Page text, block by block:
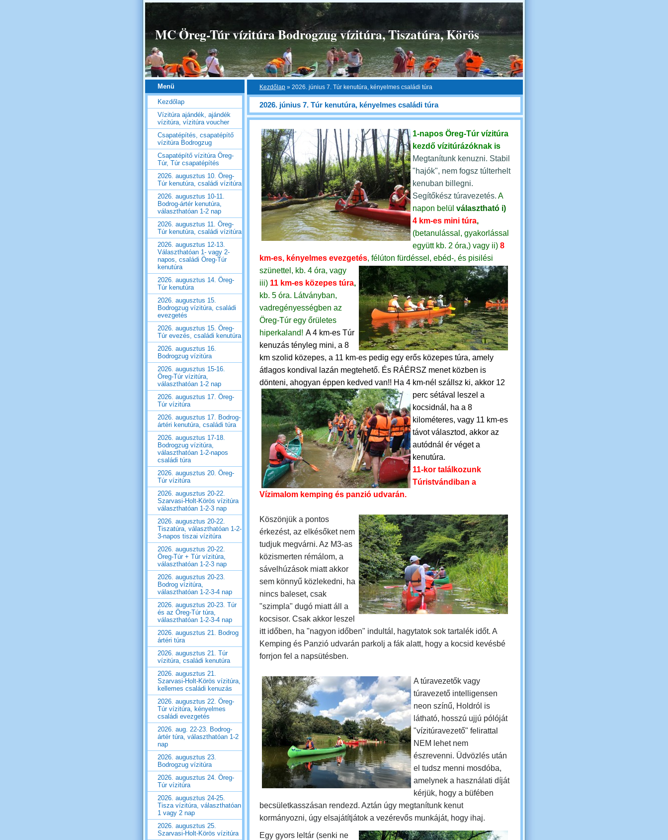
MC Öreg-Túr vízitúra Bodrogzug vízitúra, Tiszatúra, Körös
Kezdőlap » 2026. június 7. Túr kenutúra, kényelmes családi túra
2026. június 7. Túr kenutúra, kényelmes családi túra
1-napos Öreg-Túr vízitúra
kezdő vízitúrázóknak is
Megtanítunk kenuzni. Stabil
"hajók", nem fogsz túlterhelt
kenuban billegni.
Segítőkész túravezetés. A
napon belül választható i)
4 km-es mini túra,
(betanulással, gyakorlással
együtt kb. 2 óra,) vagy ii) 8
km-es, kényelmes evezgetés, félúton fürdéssel, ebéd-, és pisilési
szünettel, kb. 4 óra, vagy
iii) 11 km-es közepes túra,
kb. 5 óra. Látványban,
vadregényességben az
Öreg-Túr egy őrületes
hiperkaland! A 4 km-es Túr
kenuzás tényleg mini, a 8
km szolid közepes, a 11 km-es pedig egy erős közepes túra, amely
átlagos kondival lazán megtehető. És RÁÉRSZ menet közben is
dönteni, ahogyan éppen kedved van!! Ha 4 km-nél szállsz ki, akkor 12
perc sétával leszel a
kocsidnál, ha a 8
kilométeres, vagy 11 km-es
távot választod, akkor az
autódnál ér véget a
kenutúra.
11-kor találkozunk
Túristvándiban a
Vízimalom kemping és panzió udvarán.
Köszönjük a pontos
érkezést, az elkésőket nem
tudjuk megvárni. Az M3-as
közismerten rémálom, a
sávelhúzások miatt akkor
sem könnyű közlekedni, ha
nincs baleset, csak
"szimpla" dugó miatt áll a
kocsisor. Csak akkor leszel
itt időben, ha "nagyon időben" indultál, hagytatok sok tartalék időt. A
Kemping és Panzió udvarán parkolj a fák alatt, hogy a kocsid kevésbé
forrjon fel a napsütésben.
A túravezetők vagy
túravezető intelligensen
neon színű, Holdról is
látható, hosszú ujjú pólóját
"vízitúravezető" felirattal
NEM lehet nem
észrevenni. Üdvözlés után
el tudsz menni mosdóba,
amelynek a használati díját
kérjük, hogy a büfében
becsületkasszásan rendezd. Aztán úgy megtanítunk kenut
kormányozni, úgy elsajátítjátok a vezérevős munkáját, hogy ihaj.
Egy gyors leltár (senki ne
Menü
Kezdőlap
Vízitúra ajándék, ajándék
vízitúra, vízitúra voucher
Csapatépítés, csapatépítő
vízitúra Bodrogzug
Csapatépítő vízitúra Öreg-
Túr, Túr csapatépítés
2026. augusztus 10. Öreg-
Túr kenutúra, családi vízitúra
2026. augusztus 10-11.
Bodrog-ártér kenutúra,
választhatóan 1-2 nap
2026. augusztus 11. Öreg-
Túr kenutúra, családi vízitúra
2026. augusztus 12-13.
Választhatóan 1- vagy 2-
napos, családi Öreg-Túr
kenutúra
2026. augusztus 14. Öreg-
Túr kenutúra
2026. augusztus 15.
Bodrogzug vízitúra, családi
evezgetés
2026. augusztus 15. Öreg-
Túr evezés, családi kenutúra
2026. augusztus 16.
Bodrogzug vízitúra
2026. augusztus 15-16.
Öreg-Túr vízitúra,
választhatóan 1-2 nap
2026. augusztus 17. Öreg-
Túr vízitúra
2026. augusztus 17. Bodrog-
ártéri kenutúra, családi túra
2026. augusztus 17-18.
Bodrogzug vízitúra,
választhatóan 1-2-napos
családi túra
2026. augusztus 20. Öreg-
Túr vízitúra
2026. augusztus 20-22.
Szarvasi-Holt-Körös vízitúra
választhatóan 1-2-3 nap
2026. augusztus 20-22.
Tiszatúra, választhatóan 1-2-
3-napos tiszai vízitúra
2026. augusztus 20-22.
Öreg-Túr + Túr vízitúra,
választhatóan 1-2-3 nap
2026. augusztus 20-23.
Bodrog vízitúra,
választhatóan 1-2-3-4 nap
2026. augusztus 20-23. Túr
és az Öreg-Túr túra,
választhatóan 1-2-3-4 nap
2026. augusztus 21. Bodrog
ártéri túra
2026. augusztus 21. Túr
vízitúra, családi kenutúra
2026. augusztus 21.
Szarvasi-Holt-Körös vízitúra,
kellemes családi kenuzás
2026. augusztus 22. Öreg-
Túr vízitúra, kényelmes
családi evezgetés
2026. aug. 22-23. Bodrog-
ártér túra, választhatóan 1-2
nap
2026. augusztus 23.
Bodrogzug vízitúra
2026. augusztus 24. Öreg-
Túr vízitúra
2026. augusztus 24-25.
Tisza vízitúra, választhatóan
1 vagy 2 nap
2026. augusztus 25.
Szarvasi-Holt-Körös vízitúra